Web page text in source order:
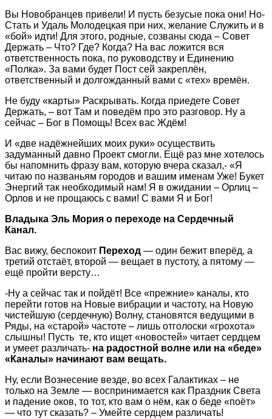
Вы Новобранцев привели! И пусть безусые пока они! Но-
Стать и Удаль Молодецкая при них, желание Служить и в
«бой» идти! Для этого, родные, созваны сюда – Совет
Держать – Что? Где? Когда? На вас ложится вся
ответственность пока, по руководству и Единению
«Полка». За вами будет Пост сей закреплён,
ответственный и долгожданный вами с «тех» времён.
Не буду «карты» Раскрывать. Когда приедете Совет
Держать, – вот Там и поведём про это разговор. Ну а
сейчас – Бог в Помощь! Всех вас Ждём!
И «две надёжнейших моих руки» осуществить
задуманный давно Проект смогли. Ещё раз мне хотелось
бы напомнить фразу вам, которую вчера сказал,- «Я
читаю по названьям городов и вашим именам Уже! Букет
Энергий так необходимый нам! Я в ожидании – Орлиц –
Орлов и не прощаюсь с вами! С вами Я и Бог!
Владыка Эль Мория о переходе на Сердечный
Канал.
Вас вижу, беспокоит Переход — один бежит вперёд, а
третий отстаёт, второй — вещает в пустоту, а пятому —
ещё пройти версту…
-Ну а сейчас так и пойдёт! Все «прежние» каналы, кто
перейти готов на Новые вибрации и частоту, на Новую
чистейшую (сердечную) Волну, становятся ведущими в
Ряды, на «старой» частоте – лишь отголоски «грохота»
слышны! Пусть те, кто ищет «новостей» читает сердцем
и умеет различать- на радостной волне или на «беде»
«Каналы» начинают вам вещать.
Ну, если Вознесение везде, во всех Галактиках – не
только на Земле — воспринимается как Праздник Света
и падение оков, то тот, кто вам о нём, как о беде «поёт»
— что тут сказать? – Умейте сердцем различать!